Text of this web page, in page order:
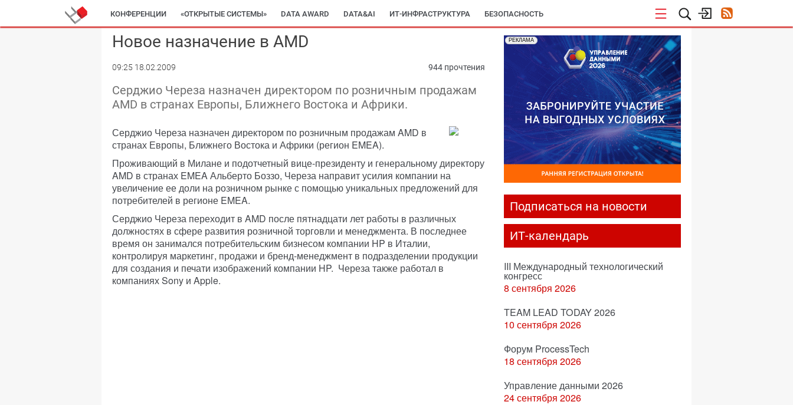
КОНФЕРЕНЦИИ «ОТКРЫТЫЕ СИСТЕМЫ» DATA AWARD DATA&AI ИТ-ИНФРАСТРУКТУРА БЕЗОПАСНОСТЬ
Новое назначение в AMD
09:25 18.02.2009 944 прочтения
Серджио Череза назначен директором по розничным продажам
AMD в странах Европы, Ближнего Востока и Африки.
Серджио Череза назначен директором по розничным продажам AMD в
странах Европы, Ближнего Востока и Африки (регион EMEA).
Проживающий в Милане и подотчетный вице-президенту и генеральному директору
AMD в странах EMEA Альберто Боззо, Череза направит усилия компании на
увеличение ее доли на розничном рынке с помощью уникальных предложений для
потребителей в регионе EMEA.
Серджио Череза переходит в AMD после пятнадцати лет работы в различных
должностях в сфере развития розничной торговли и менеджмента. В последнее
время он занимался потребительским бизнесом компании HP в Италии,
контролируя маркетинг, продажи и бренд-менеджмент в подразделении продукции
для создания и печати изображений компании HP. Череза также работал в
компаниях Sony и Apple.
РЕКЛАМА
Подписаться на новости
ИТ-календарь
III Международный технологический
конгресс
8 сентября 2026
TEAM LEAD TODAY 2026
10 сентября 2026
Форум ProcessTech
18 сентября 2026
Управление данными 2026
24 сентября 2026